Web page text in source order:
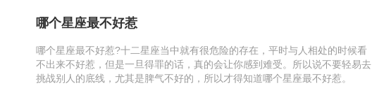
哪个星座最不好惹
哪个星座最不好惹?十二星座当中就有很危险的存在，平时与人相处的时候看
不出来不好惹，但是一旦得罪的话，真的会让你感到难受。所以说不要轻易去
挑战别人的底线，尤其是脾气不好的，所以才得知道哪个星座最不好惹。